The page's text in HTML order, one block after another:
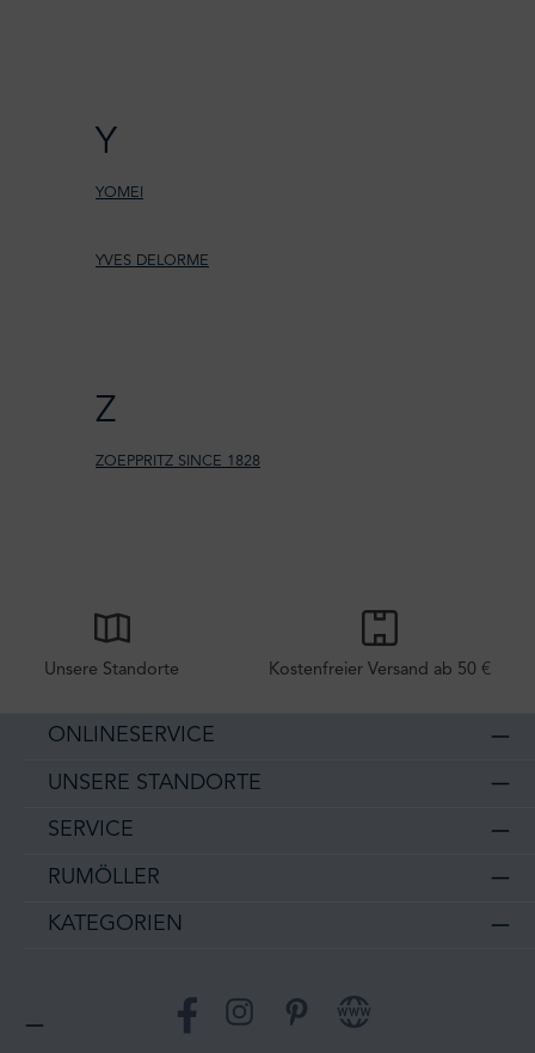
Y
YOMEI
YVES DELORME
Z
ZOEPPRITZ SINCE 1828
Unsere Standorte Kostenfreier Versand ab 50 €
ONLINESERVICE
UNSERE STANDORTE
SERVICE
RUMÖLLER
KATEGORIEN
Facebook Instagram Pinterest Website